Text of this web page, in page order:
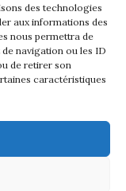
des technologies
aux informations des
nous permettra de
navigation ou les ID
de retirer son
caractéristiques